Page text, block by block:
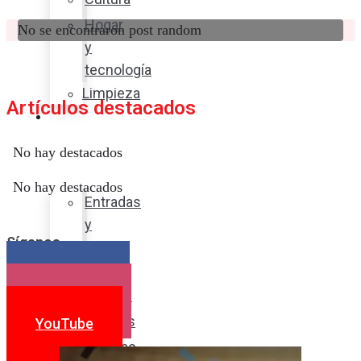
Hogar
y
tecnología
Limpieza
Cocina
sabor
Entradas
y
Postres
Bebidas
No se encontraron post random
Artículos destacados
No hay destacados
No hay destacados
Síganos
YouTube